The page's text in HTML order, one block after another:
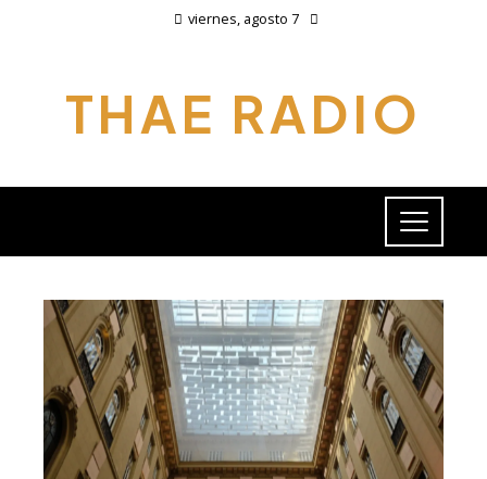
viernes, agosto 7
THAE RADIO